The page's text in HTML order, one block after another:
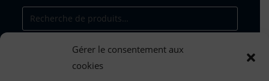
Gérer le consentement aux
cookies
RECHERCHE